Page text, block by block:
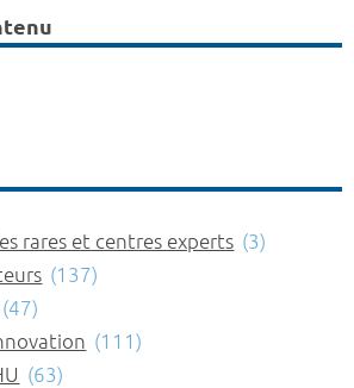
rares et centres experts (3)
(137)
(47)
(111)
(63)